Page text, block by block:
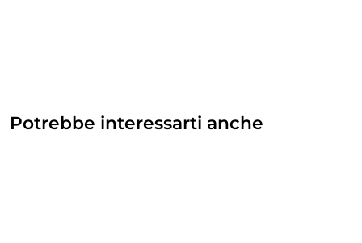
Potrebbe interessarti anche